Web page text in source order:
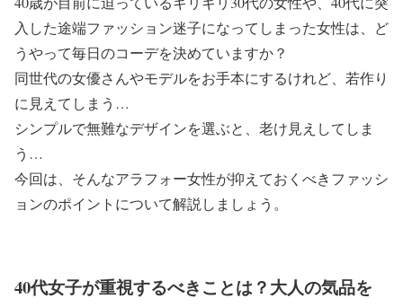
入した途端ファッション迷子になってしまった女性は、ど
うやって毎日のコーデを決めていますか？
同世代の女優さんやモデルをお手本にするけれど、若作り
に見えてしまう…
シンプルで無難なデザインを選ぶと、老け見えしてしま
う…
今回は、そんなアラフォー女性が抑えておくべきファッシ
ョンのポイントについて解説しましょう。
40代女子が重視するべきことは？大人の気品を